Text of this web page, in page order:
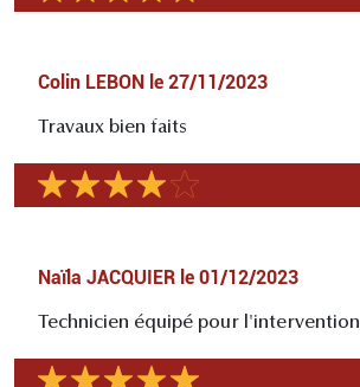
Colin LEBON le 27/11/2023
Travaux bien faits
Naïla JACQUIER le 01/12/2023
Technicien équipé pour l'intervention